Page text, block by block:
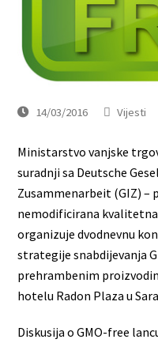
14/03/2016 Vijesti
Ministarstvo vanjske
suradnji sa Deutsche
Zusammenarbeit (GIZ) –
nemodificirana kvalitetna
organizuje dvodnevnu
strategije snabdijevanja
prehrambenim
hotelu Radon Plaza u
Diskusija o GMO-free